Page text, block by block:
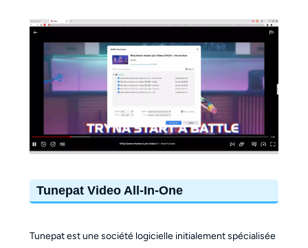
Tunepat Video All-In-One
Tunepat est une société logicielle initialement spécialisée